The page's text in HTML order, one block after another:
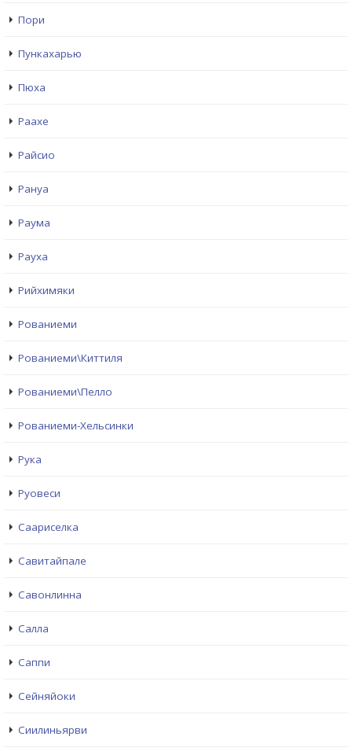
Пори
Пункахарью
Пюха
Раахе
Райсио
Рануа
Раума
Рауха
Рийхимяки
Рованиеми
Рованиеми\Киттиля
Рованиеми\Пелло
Рованиеми-Хельсинки
Рука
Руовеси
Саариселка
Савитайпале
Савонлинна
Салла
Саппи
Сейняйоки
Сиилиньярви